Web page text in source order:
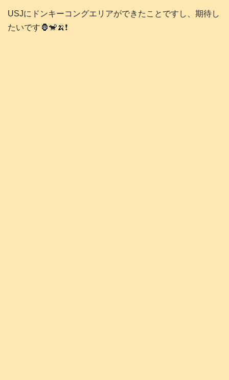
USJにドンキーコングエリアができたことですし、期待し
たいです🦍🐒🍌❗️